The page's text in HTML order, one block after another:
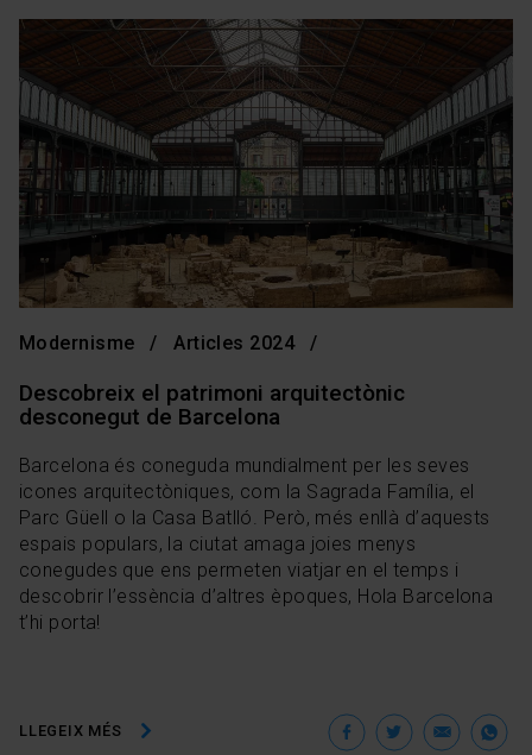
Modernisme Articles 2024
Descobreix el patrimoni arquitectònic
desconegut de Barcelona
Barcelona és coneguda mundialment per les seves
icones arquitectòniques, com la Sagrada Família, el
Parc Güell o la Casa Batlló. Però, més enllà d’aquests
espais populars, la ciutat amaga joies menys
conegudes que ens permeten viatjar en el temps i
descobrir l’essència d’altres èpoques, Hola Barcelona
t’hi porta!
LLEGEIX MÉS Facebook
Twitter